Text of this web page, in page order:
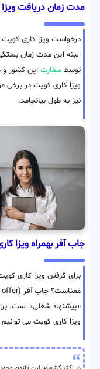
مدت زمان دریافت
البته این مدت زمان
توسط سفارت این کشور و
ویزا کاری کویت در برخی
نیز به طول بیانجامد.
جاب آفر بهمراه ویزا
برای گرفتن ویزا کاری
«پیشنهاد شغلی» است.
ویزا کاری کویت می